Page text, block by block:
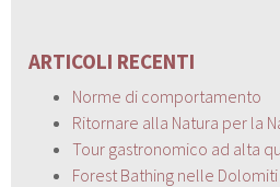
ARTICOLI RECENTI
Norme di comportamento
Ritornare alla Natura per la
Tour gastronomico ad alta
Forest Bathing nelle Dolomiti